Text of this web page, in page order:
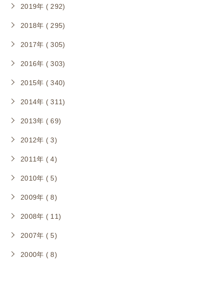
2019年 ( 292)
2018年 ( 295)
2017年 ( 305)
2016年 ( 303)
2015年 ( 340)
2014年 ( 311)
2013年 ( 69)
2012年 ( 3)
2011年 ( 4)
2010年 ( 5)
2009年 ( 8)
2008年 ( 11)
2007年 ( 5)
2000年 ( 8)